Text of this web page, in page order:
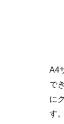
A4
で
に
す